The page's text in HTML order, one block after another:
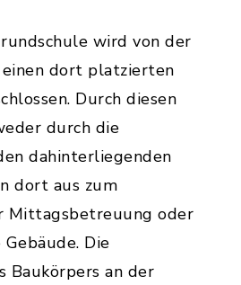
wird von der
dort platzierten
Durch diesen
durch die
dahinterliegenden
dort aus zum
Mittagsbetreuung oder
Die
Baukörpers an der